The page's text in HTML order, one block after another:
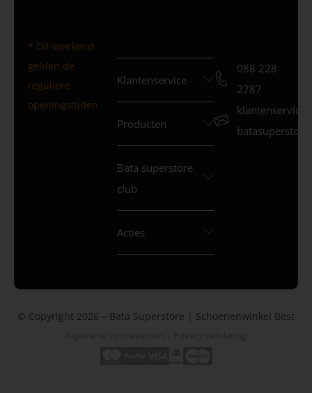
* Dit weekend
gelden de
reguliere
openingstijden
Klantenservice
Producten
Bata superstore
club
Acties
088 228
2787
© Copyright 2026 – Bata Superstore | Schoenenwinkel Best